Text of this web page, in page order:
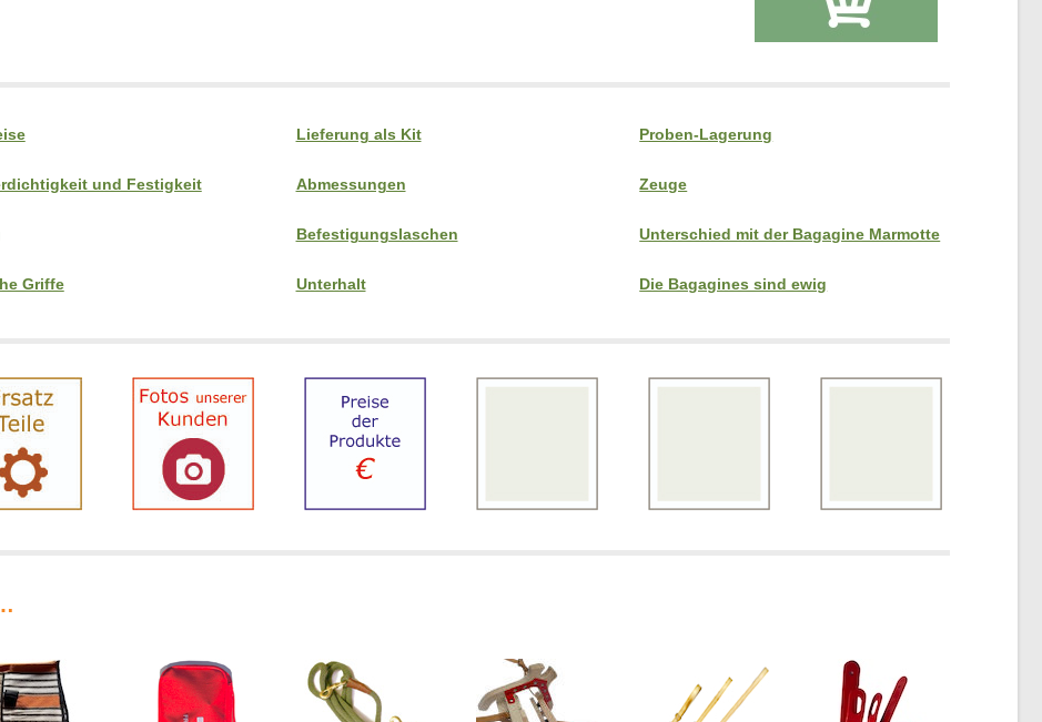
und Festigkeit
Griffe
Lieferung als Kit
Abmessungen
Befestigungslaschen
Unterhalt
Proben-Lagerung
Zeuge
Unterschied mit der Bagagine Marmotte
Die Bagagines sind ewig